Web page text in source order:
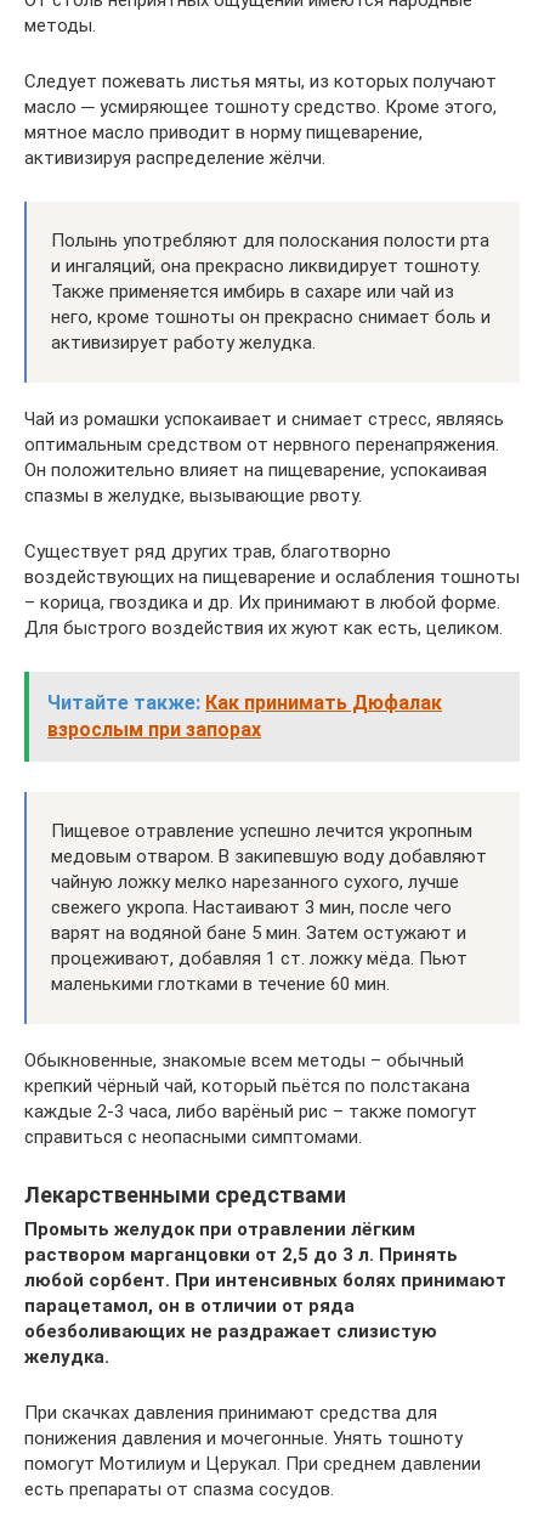
методы.
Следует пожевать листья мяты, из которых получают
масло ─ усмиряющее тошноту средство. Кроме этого,
мятное масло приводит в норму пищеварение,
активизируя распределение жёлчи.
Полынь употребляют для полоскания полости рта
и ингаляций, она прекрасно ликвидирует тошноту.
Также применяется имбирь в сахаре или чай из
него, кроме тошноты он прекрасно снимает боль и
активизирует работу желудка.
Чай из ромашки успокаивает и снимает стресс, являясь
оптимальным средством от нервного перенапряжения.
Он положительно влияет на пищеварение, успокаивая
спазмы в желудке, вызывающие рвоту.
Существует ряд других трав, благотворно
воздействующих на пищеварение и ослабления тошноты
– корица, гвоздика и др. Их принимают в любой форме.
Для быстрого воздействия их жуют как есть, целиком.
Читайте также: Как принимать Дюфалак
взрослым при запорах
Пищевое отравление успешно лечится укропным
медовым отваром. В закипевшую воду добавляют
чайную ложку мелко нарезанного сухого, лучше
свежего укропа. Настаивают 3 мин, после чего
варят на водяной бане 5 мин. Затем остужают и
процеживают, добавляя 1 ст. ложку мёда. Пьют
маленькими глотками в течение 60 мин.
Обыкновенные, знакомые всем методы – обычный
крепкий чёрный чай, который пьётся по полстакана
каждые 2-3 часа, либо варёный рис – также помогут
справиться с неопасными симптомами.
Лекарственными средствами
Промыть желудок при отравлении лёгким
раствором марганцовки от 2,5 до 3 л. Принять
любой сорбент. При интенсивных болях принимают
парацетамол, он в отличии от ряда
обезболивающих не раздражает слизистую
желудка.
При скачках давления принимают средства для
понижения давления и мочегонные. Унять тошноту
помогут Мотилиум и Церукал. При среднем давлении
есть препараты от спазма сосудов.